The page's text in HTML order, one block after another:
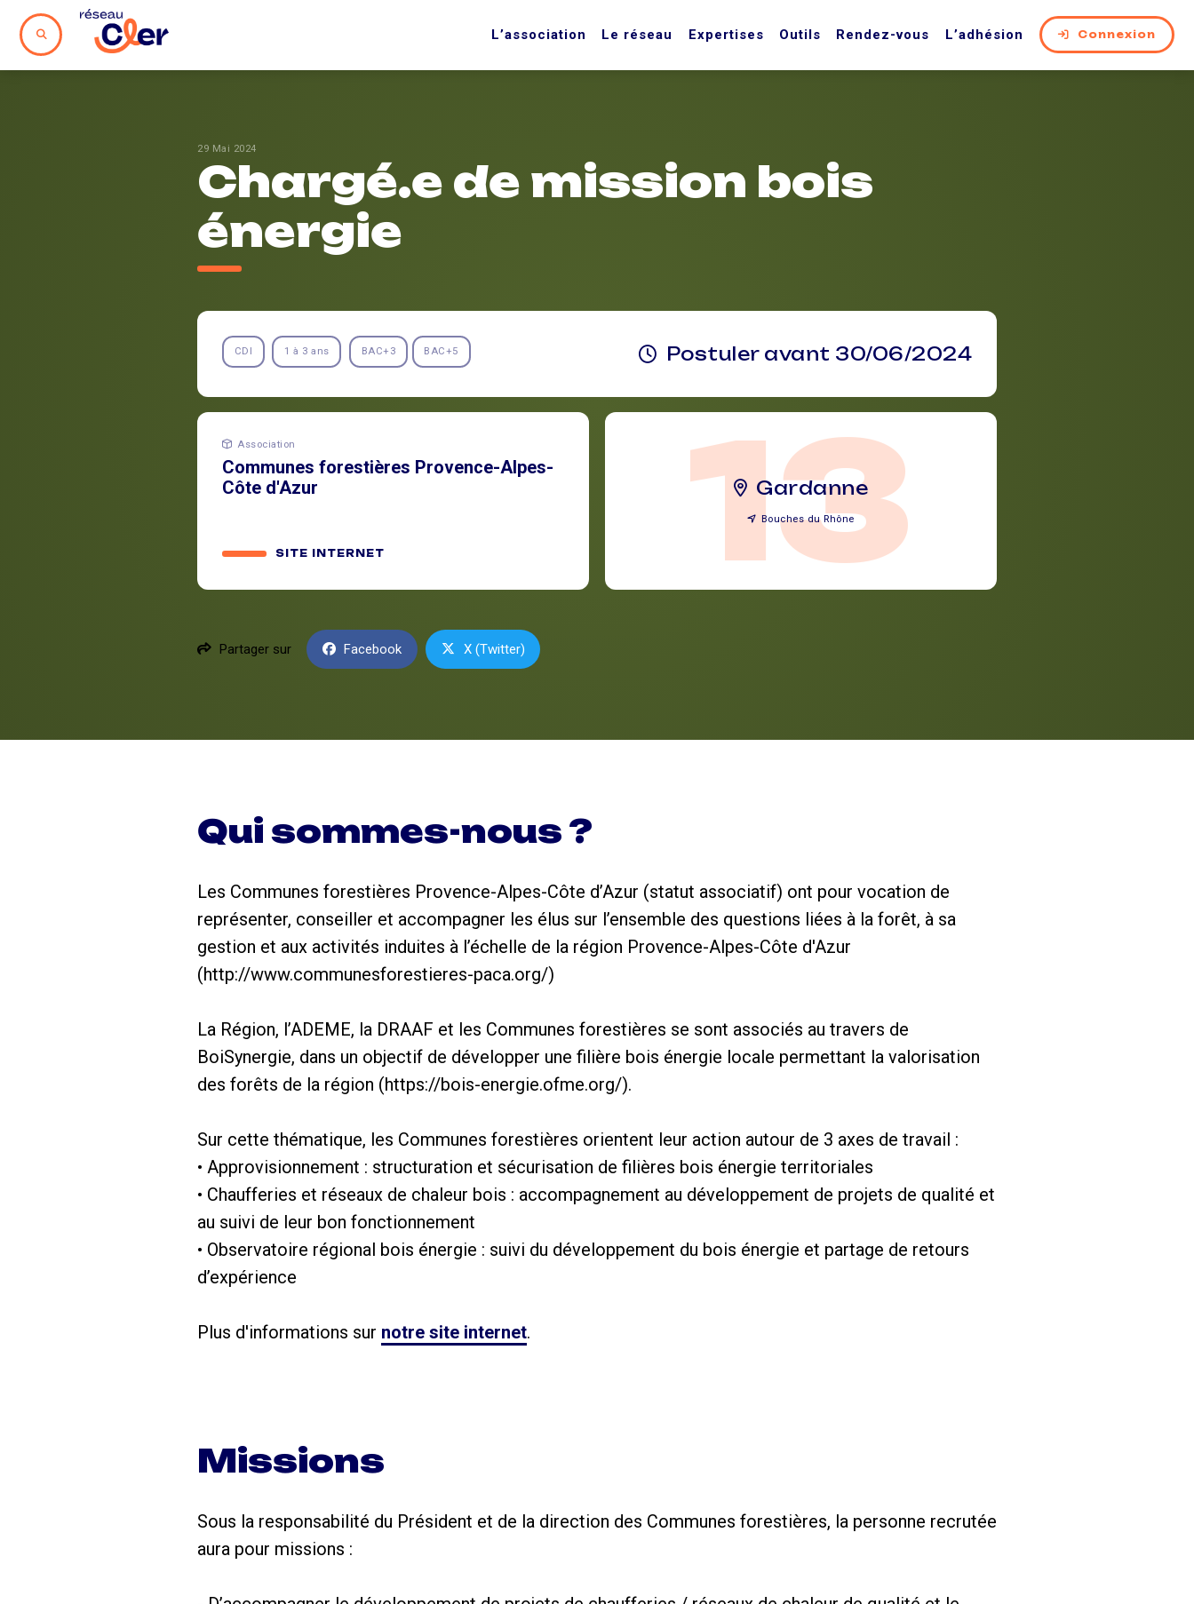
L’association Le réseau Expertises Outils Rendez-vous L’adhésion Connexion
29 Mai 2024
Chargé.e de mission bois
énergie
CDI 1 à 3 ans BAC+3 BAC+5 Postuler avant 30/06/2024
Association
Communes forestières Provence-Alpes-
Côte d'Azur
SITE INTERNET 13
Gardanne
Bouches du Rhône
Partager sur Facebook X (Twitter)
Qui sommes-nous ?
Les Communes forestières Provence-Alpes-Côte d’Azur (statut associatif) ont pour vocation de
représenter, conseiller et accompagner les élus sur l’ensemble des questions liées à la forêt, à sa
gestion et aux activités induites à l’échelle de la région Provence-Alpes-Côte d'Azur
(http://www.communesforestieres-paca.org/)
La Région, l’ADEME, la DRAAF et les Communes forestières se sont associés au travers de
BoiSynergie, dans un objectif de développer une filière bois énergie locale permettant la valorisation
des forêts de la région (https://bois-energie.ofme.org/).
Sur cette thématique, les Communes forestières orientent leur action autour de 3 axes de travail :
• Approvisionnement : structuration et sécurisation de filières bois énergie territoriales
• Chaufferies et réseaux de chaleur bois : accompagnement au développement de projets de qualité et
au suivi de leur bon fonctionnement
• Observatoire régional bois énergie : suivi du développement du bois énergie et partage de retours
d’expérience
Plus d'informations sur notre site internet.
Missions
Sous la responsabilité du Président et de la direction des Communes forestières, la personne recrutée
aura pour missions :